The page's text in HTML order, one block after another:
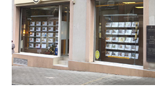
CAUTERETS
Envoyer un
Téléphoner à